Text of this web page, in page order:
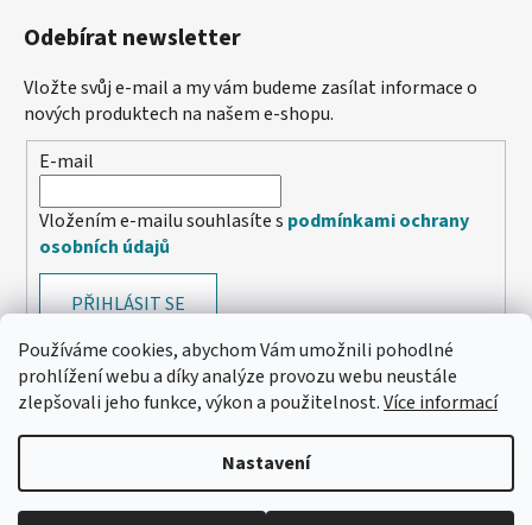
Používáme cookies, abychom Vám umožnili pohodlné
prohlížení webu a díky analýze provozu webu neustále
zlepšovali jeho funkce, výkon a použitelnost.Více informací
Nastavení
Odebírat newsletter
Vložte svůj e-mail a my vám budeme zasílat informace o
nových produktech na našem e-shopu.
E-mail
Vložením e-mailu souhlasíte s podmínkami ochrany
osobních údajů
PŘIHLÁSIT SE